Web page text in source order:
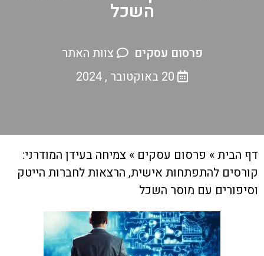
השכל
פרסום עסקים
צוות האתר
20 באוקטובר , 2024
דף הבית» פרסום עסקים » צמיחה בעידן המודרני:
קורסים להתפתחות אישית, הרצאות לחברות הייטק
וסיפורים עם מוסר השכל